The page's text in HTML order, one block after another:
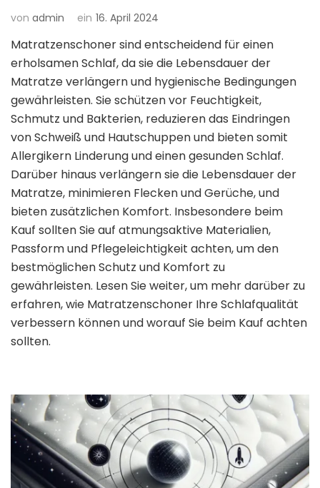
von admin ein 16. April 2024
Matratzenschoner sind entscheidend für einen
erholsamen Schlaf, da sie die Lebensdauer der
Matratze verlängern und hygienische Bedingungen
gewährleisten. Sie schützen vor Feuchtigkeit,
Schmutz und Bakterien, reduzieren das Eindringen
von Schweiß und Hautschuppen und bieten somit
Allergikern Linderung und einen gesunden Schlaf.
Darüber hinaus verlängern sie die Lebensdauer der
Matratze, minimieren Flecken und Gerüche, und
bieten zusätzlichen Komfort. Insbesondere beim
Kauf sollten Sie auf atmungsaktive Materialien,
Passform und Pflegeleichtigkeit achten, um den
bestmöglichen Schutz und Komfort zu
gewährleisten. Lesen Sie weiter, um mehr darüber zu
erfahren, wie Matratzenschoner Ihre Schlafqualität
verbessern können und worauf Sie beim Kauf achten
sollten.